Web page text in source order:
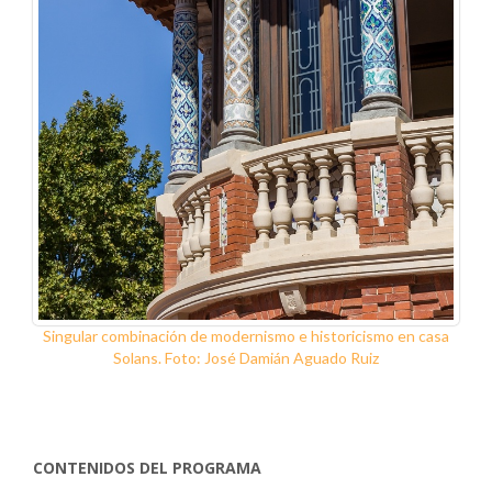
Singular combinación de modernismo e historicismo en casa
Solans. Foto: José Damián Aguado Ruiz
CONTENIDOS DEL PROGRAMA